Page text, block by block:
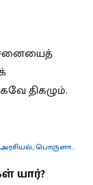
திகழும்.
அரசியல்,பொருளாதாரம்
யார்?